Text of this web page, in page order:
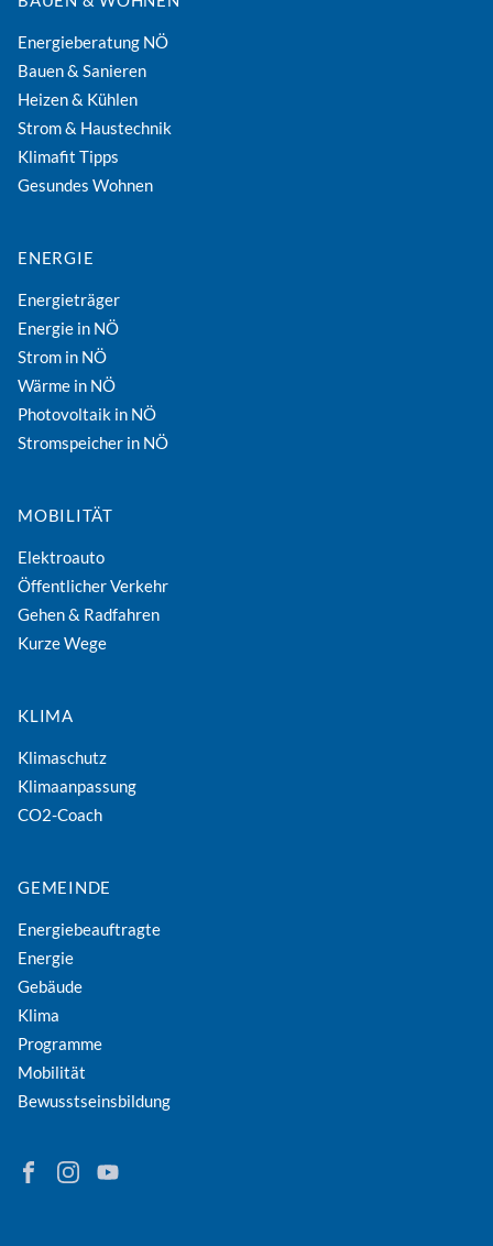
Energieberatung NÖ
Bauen & Sanieren
Heizen & Kühlen
Strom & Haustechnik
Klimafit Tipps
Gesundes Wohnen
ENERGIE
Energieträger
Energie in NÖ
Strom in NÖ
Wärme in NÖ
Photovoltaik in NÖ
Stromspeicher in NÖ
MOBILITÄT
Elektroauto
Öffentlicher Verkehr
Gehen & Radfahren
Kurze Wege
KLIMA
Klimaschutz
Klimaanpassung
CO2-Coach
GEMEINDE
Energiebeauftragte
Energie
Gebäude
Klima
Programme
Mobilität
Bewusstseinsbildung
Finden Sie Energie in Niederösterreich auf Facebook
Folgen Sie Energie in Niederösterreich auf Instagram
Besuchen Sie den YouTube-Kanal der eNu